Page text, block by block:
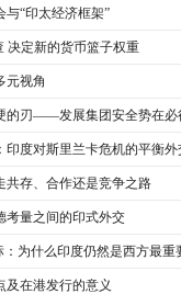
与“印太经济框架”
决定新的货币篮子权重
元视角
的刃——发展集团安全势在必
印度对斯里兰卡危机的平衡外
共存、合作还是竞争之路
考量之间的印式外交
：为什么印度仍然是西方最重
及在港发行的意义